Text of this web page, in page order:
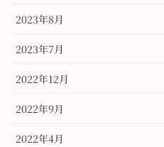
2023年8月
2023年7月
2022年12月
2022年9月
2022年4月